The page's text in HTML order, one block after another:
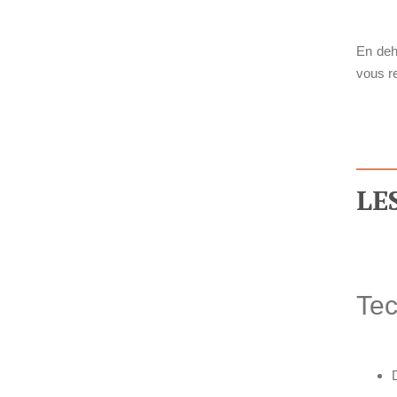
En
vous